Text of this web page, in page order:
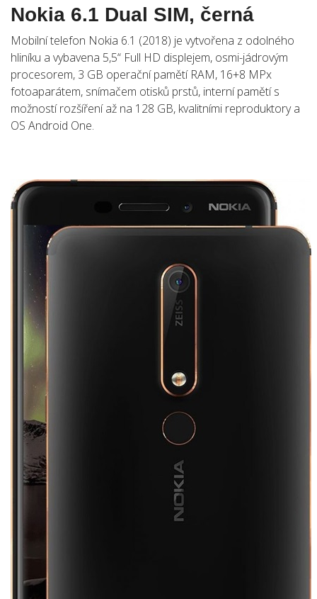
Nokia 6.1 Dual SIM, černá
Mobilní telefon Nokia 6.1 (2018) je vytvořena z odolného
hliníku a vybavena 5,5“ Full HD displejem, osmi-jádrovým
procesorem, 3 GB operační pamětí RAM, 16+8 MPx
fotoaparátem, snímačem otisků prstů, interní pamětí s
možností rozšíření až na 128 GB, kvalitními reproduktory a
OS Android One.